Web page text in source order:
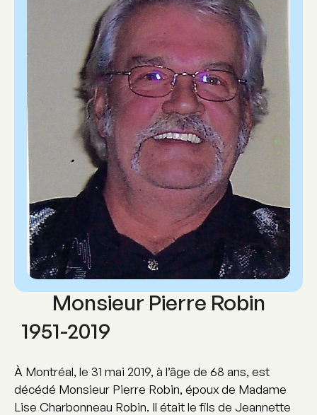
À Montréal, le 31 mai 2019, à l’âge de 68 ans, est
décédé Monsieur Pierre Robin, époux de Madame
Lise Charbonneau Robin. Il était le fils de Jeannette
Monsieur Pierre Robin
1951-2019